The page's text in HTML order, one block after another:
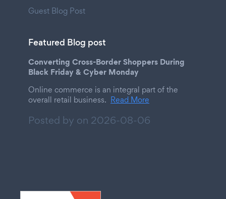
Guest Blog Post
Featured Blog post
Converting Cross-Border Shoppers During
Black Friday & Cyber Monday
Online commerce is an integral part of the
overall retail business. Read More
Posted by on 2026-08-06